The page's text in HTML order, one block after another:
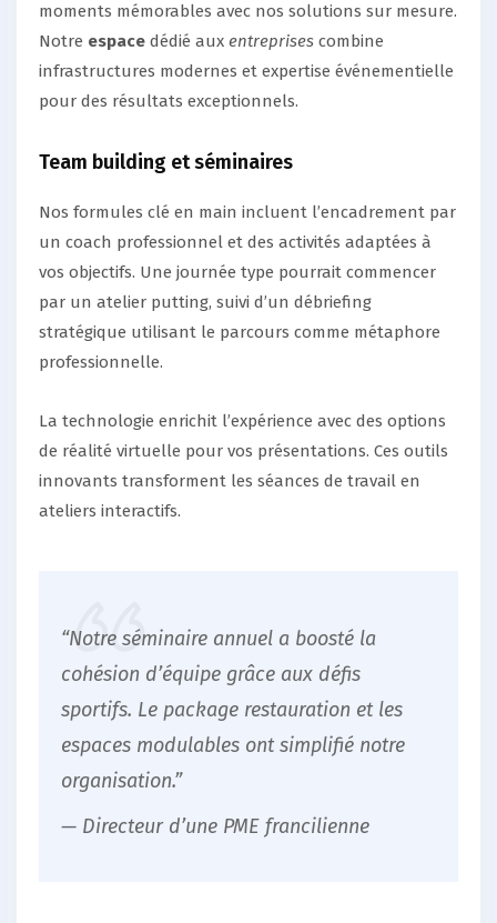
moments mémorables avec nos solutions sur mesure.
Notre espace dédié aux entreprises combine
infrastructures modernes et expertise événementielle
pour des résultats exceptionnels.
Team building et séminaires
Nos formules clé en main incluent l’encadrement par
un coach professionnel et des activités adaptées à
vos objectifs. Une journée type pourrait commencer
par un atelier putting, suivi d’un débriefing
stratégique utilisant le parcours comme métaphore
professionnelle.
La technologie enrichit l’expérience avec des options
de réalité virtuelle pour vos présentations. Ces outils
innovants transforment les séances de travail en
ateliers interactifs.
“Notre séminaire annuel a boosté la
cohésion d’équipe grâce aux défis
sportifs. Le package restauration et les
espaces modulables ont simplifié notre
organisation.”
— Directeur d’une PME francilienne